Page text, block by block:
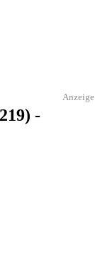
Anzeige
-